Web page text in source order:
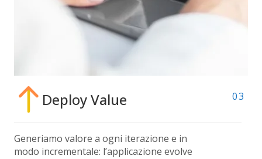
Deploy Value
Generiamo valore a ogni iterazione e in
modo incrementale: l’applicazione evolve
03